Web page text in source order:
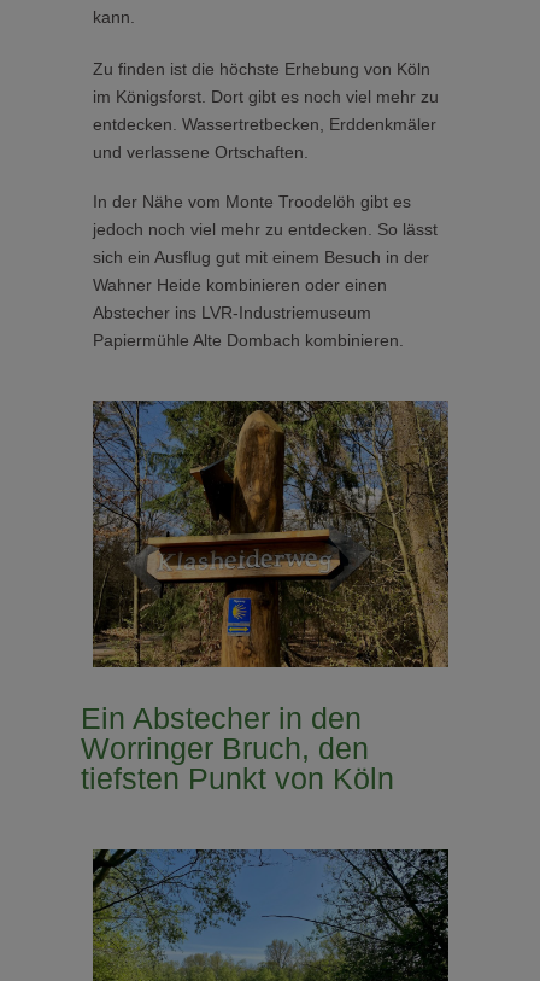
kann.
Zu finden ist die höchste Erhebung von Köln
im Königsforst. Dort gibt es noch viel mehr zu
entdecken. Wassertretbecken, Erddenkmäler
und verlassene Ortschaften.
In der Nähe vom Monte Troodelöh gibt es
jedoch noch viel mehr zu entdecken. So lässt
sich ein Ausflug gut mit einem Besuch in der
Wahner Heide kombinieren oder einen
Abstecher ins LVR-Industriemuseum
Papiermühle Alte Dombach kombinieren.
Ein Abstecher in den
Worringer Bruch, den
tiefsten Punkt von Köln